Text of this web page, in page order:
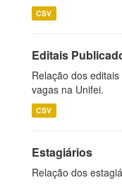
CSV
Editais
Relação dos
vagas na Unifei.
CSV
Estagiários
Relação dos